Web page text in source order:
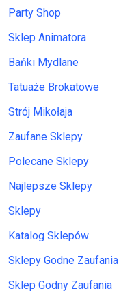
Party Shop
Sklep Animatora
Bańki Mydlane
Tatuaże Brokatowe
Strój Mikołaja
Zaufane Sklepy
Polecane Sklepy
Najlepsze Sklepy
Sklepy
Katalog Sklepów
Sklepy Godne Zaufania
Sklep Godny Zaufania